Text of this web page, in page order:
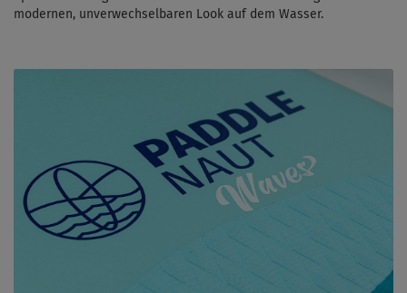
modernen, unverwechselbaren Look auf dem Wasser.